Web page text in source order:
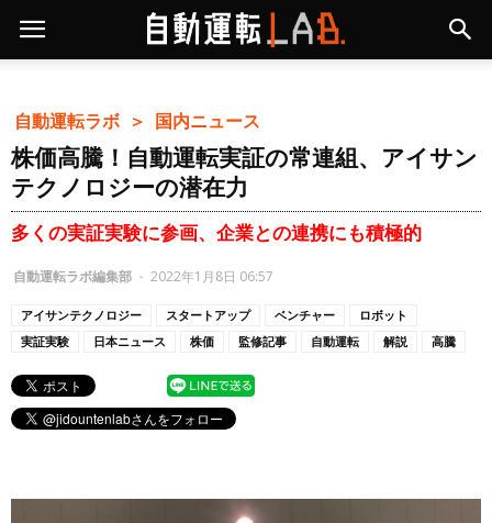
自動運転ラボ ＞ 国内ニュース
株価高騰！自動運転実証の常連組、アイサン
テクノロジーの潜在力
多くの実証実験に参画、企業との連携にも積極的
自動運転ラボ編集部 - 2022年1月8日 06:57
アイサンテクノロジー スタートアップ ベンチャー
ロボット
実証実験
日本ニュース 株価 監修記事 自動運転 解説 高騰